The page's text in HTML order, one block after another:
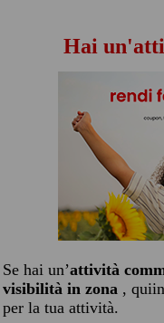
Hai
Se hai un’attività
visibilità in zona ,
per la tua attività.